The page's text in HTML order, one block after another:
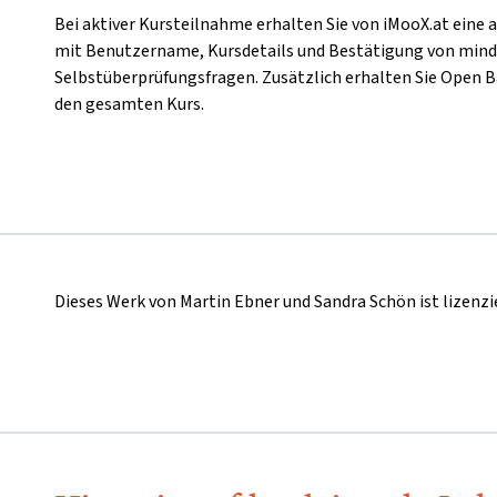
Bei aktiver Kursteilnahme erhalten Sie von iMooX.at
mit Benutzername, Kursdetails und Bestätigung von
Selbstüberprüfungsfragen. Zusätzlich erhalten Sie Open
den gesamten Kurs.
Dieses Werk von Martin Ebner und Sandra Schön ist